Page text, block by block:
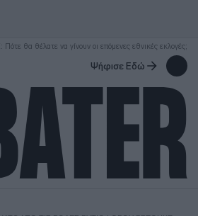
Πότε θα θέλατε να γίνουν οι επόμενες εθνικές εκλογές;
Ψήφισε Εδώ